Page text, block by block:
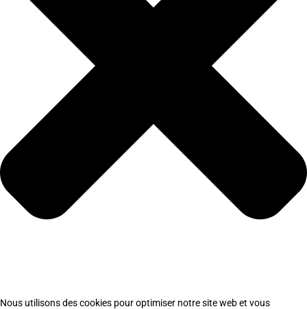
Nous utilisons des cookies pour optimiser notre site web et vous